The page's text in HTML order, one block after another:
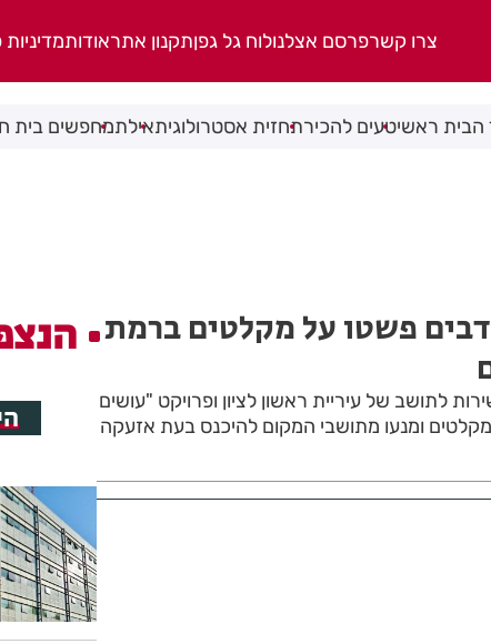
צרו קשרפרסם אצלנולוח גל גפןתקנון אתראודות
הבית ראשיטעים להכירתחזית אסטרולוגיתאילתמחפשים בית
פשטו על מקלטים ברמת
לתושב של עיריית ראשון לציון ופרויקט "עושים
ומנעו מתושבי המקום להיכנס בעת אזעקה